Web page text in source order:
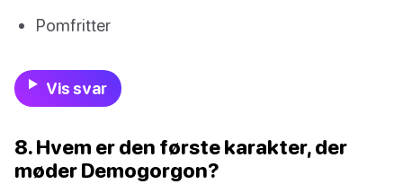
Pomfritter
Vis svar
8. Hvem er den første karakter, der
møder Demogorgon?